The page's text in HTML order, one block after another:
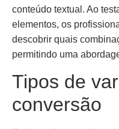
conteúdo textual. Ao
elementos, os
descobrir quais
permitindo uma
Tipos de
conversão